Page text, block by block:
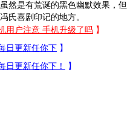
是有荒诞的黑色幽默效果，但
氏喜剧印记的地方。